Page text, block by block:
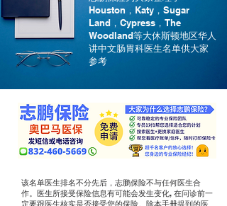
Houston，Katy，Sugar
Land，Cypress，The
Woodland等大休斯顿地区华人
讲中文肠胃科医生名单供大家
参考
该名单医生排名不分先后，志鹏保险不与任何医生合
作。医生所接受保险信息有可能会发生变化, 在问诊前一
定要跟医生核实是否接受您的保险。除本手册提到的医